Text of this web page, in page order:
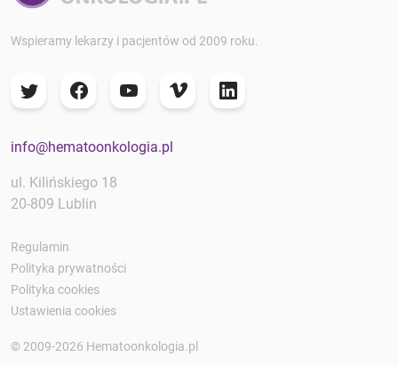
Wspieramy lekarzy i pacjentów od 2009 roku.
info@hematoonkologia.pl
ul. Kilińskiego 18
20-809 Lublin
Regulamin
Polityka prywatności
Polityka cookies
Ustawienia cookies
© 2009-2026 Hematoonkologia.pl